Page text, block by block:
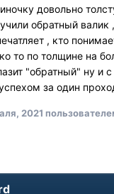
довольно
обратный
, кто
то по толщине на
"обратный" ну и
за один
2021